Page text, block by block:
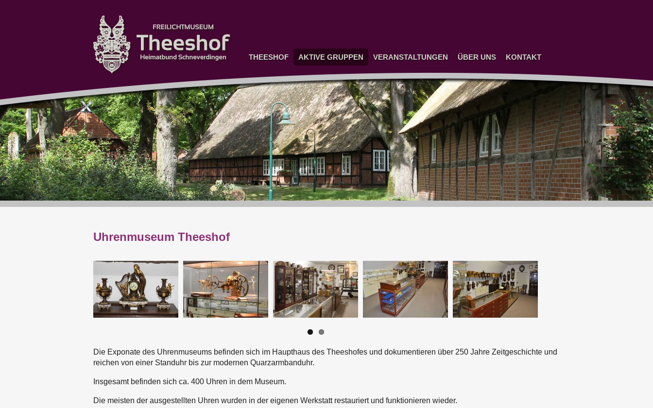
THEESHOF AKTIVE GRUPPEN VERANSTALTUNGEN ÜBER UNS KONTAKT
Uhrenmuseum Theeshof
Die Exponate des Uhrenmuseums befinden sich im Haupthaus des Theeshofes und dokumentieren über 250 Jahre Zeitgeschichte und
reichen von einer Standuhr bis zur modernen Quarzarmbanduhr.
Insgesamt befinden sich ca. 400 Uhren in dem Museum.
Die meisten der ausgestellten Uhren wurden in der eigenen Werkstatt restauriert und funktionieren wieder.